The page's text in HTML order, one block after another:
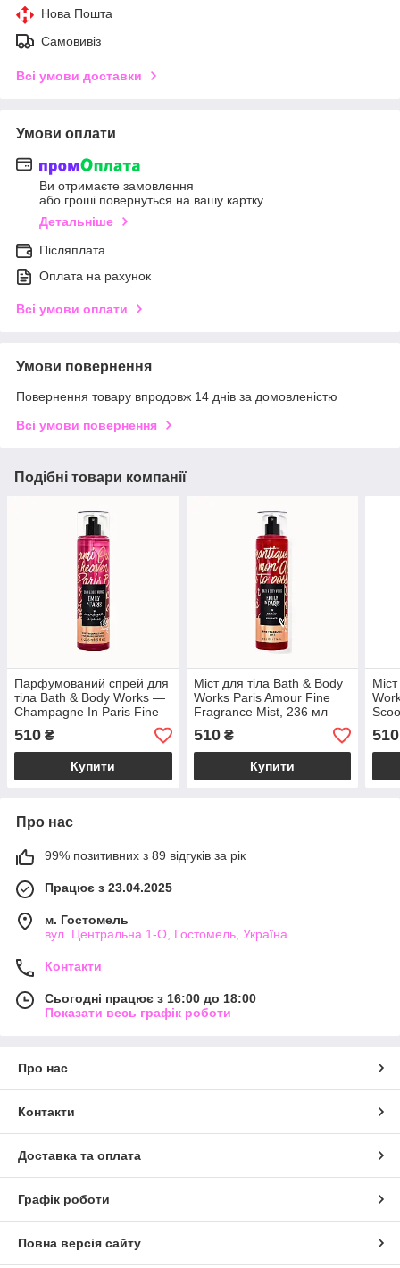
Нова Пошта
Самовивіз
Всі умови доставки
Умови оплати
Ви отримаєте замовлення
або гроші повернуться на вашу картку
Детальніше
Післяплата
Оплата на рахунок
Всі умови оплати
Умови повернення
Повернення товару впродовж 14 днів за домовленістю
Всі умови повернення
Подібні товари компанії
Парфумований спрей для
тіла Bath & Body Works —
Champagne In Paris Fine
Fragrance Mist / 236 мл
510 ₴
Купити
Міст для тіла Bath & Body
Works Paris Amour Fine
Fragrance Mist, 236 мл
510₴
Купити
236
510
Про нас
99% позитивних з 89 відгуків за рік
Працює з 23.04.2025
м. Гостомель
вул. Центральна 1-О, Гостомель, Україна
Контакти
Сьогодні працює з 16:00 до 18:00
Показати весь графік роботи
Про нас
Контакти
Доставка та оплата
Графік роботи
Повна версія сайту